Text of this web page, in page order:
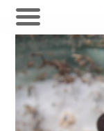
Перейти
содержимому